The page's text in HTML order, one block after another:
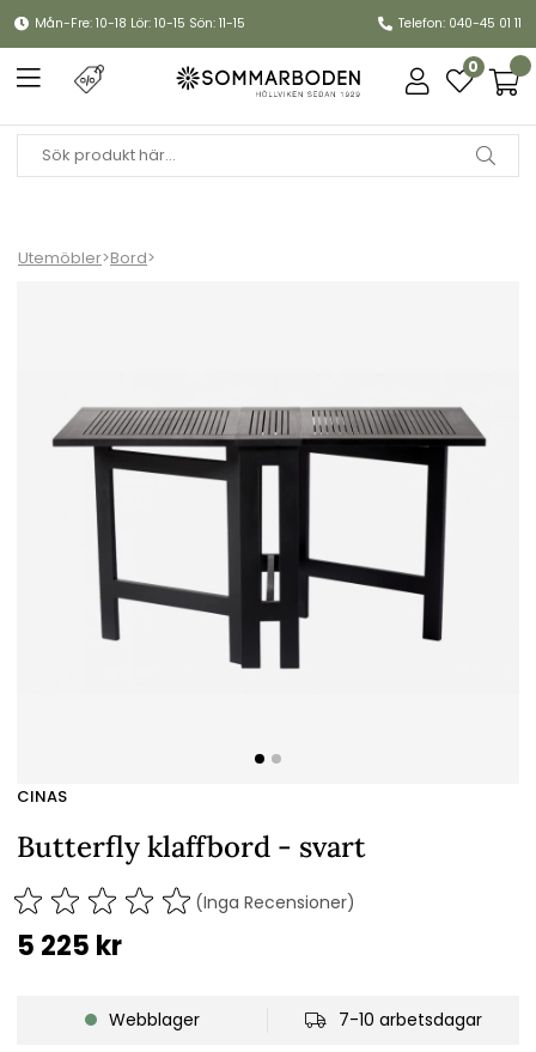
Mån-Fre: 10-18 Lör: 10-15 Sön: 11-15 Telefon: 040-45 01 11
0
Utemöbler>Bord>
CINAS
Butterfly klaffbord - svart
(Inga Recensioner)
5 225 kr
Webblager 7-10 arbetsdagar